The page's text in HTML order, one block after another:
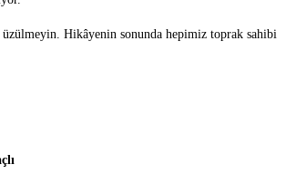
Hikâyenin sonunda hepimiz toprak sahibi